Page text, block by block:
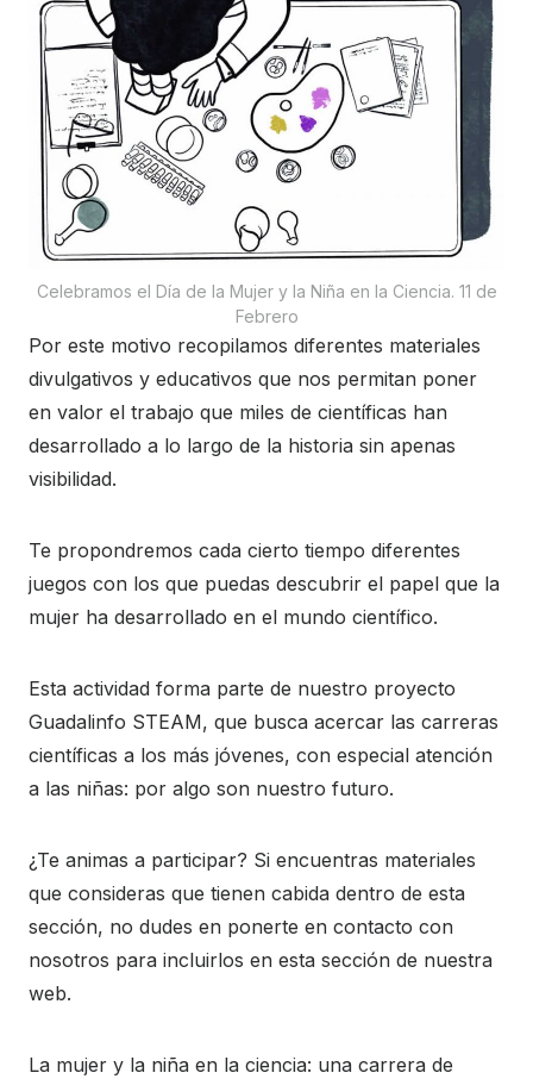
Celebramos el Día de la Mujer y la Niña en la Ciencia. 11 de
Febrero
Por este motivo recopilamos diferentes materiales
divulgativos y educativos que nos permitan poner
en valor el trabajo que miles de científicas han
desarrollado a lo largo de la historia sin apenas
visibilidad.
Te propondremos cada cierto tiempo diferentes
juegos con los que puedas descubrir el papel que la
mujer ha desarrollado en el mundo científico.
Esta actividad forma parte de nuestro proyecto
Guadalinfo STEAM, que busca acercar las carreras
científicas a los más jóvenes, con especial atención
a las niñas: por algo son nuestro futuro.
¿Te animas a participar? Si encuentras materiales
que consideras que tienen cabida dentro de esta
sección, no dudes en ponerte en contacto con
nosotros para incluirlos en esta sección de nuestra
web.
La mujer y la niña en la ciencia: una carrera de